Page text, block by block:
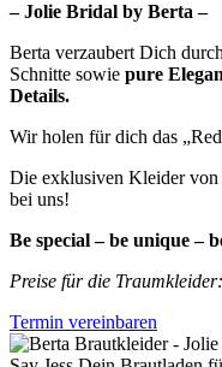
– Jolie Bridal by Berta –
Berta verzaubert Dich
Schnitte sowie pure
Details.
Wir holen für dich das
Die exklusiven Kleider
bei uns!
Be special – be unique –
Preise für die
Termin vereinbaren